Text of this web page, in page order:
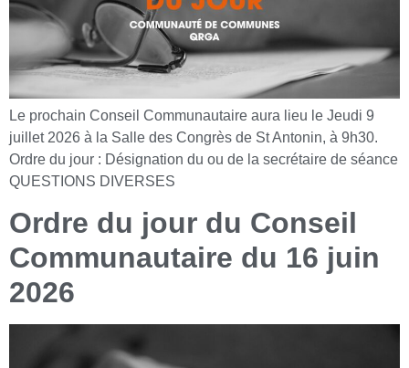
Le prochain Conseil Communautaire aura lieu le Jeudi 9
juillet 2026 à la Salle des Congrès de St Antonin, à 9h30.
Ordre du jour : Désignation du ou de la secrétaire de séance
QUESTIONS DIVERSES
Ordre du jour du Conseil
Communautaire du 16 juin
2026